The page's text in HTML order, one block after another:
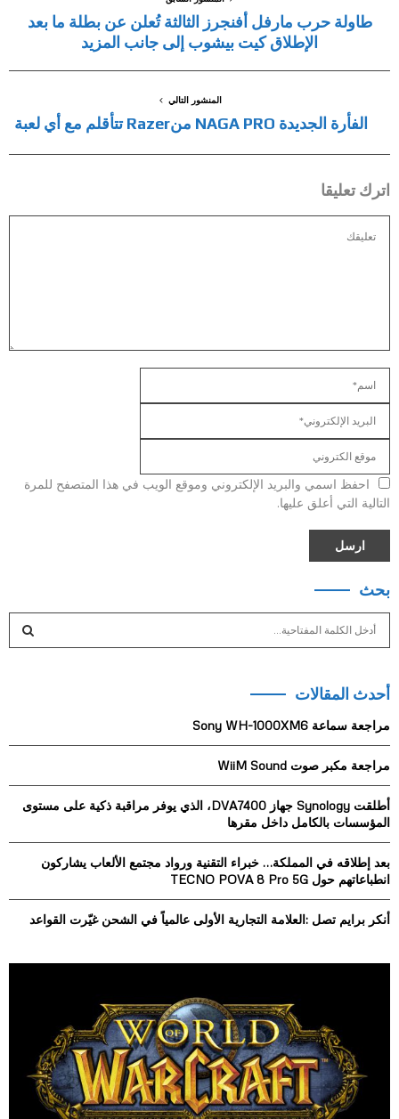
طاولة حرب مارفل أفنجرز الثالثة تُعلن عن بطلة ما بعد
الإطلاق كيت بيشوب إلى جانب المزيد
المنشور التالي
الفأرة الجديدة NAGA PRO منRazer تتأقلم مع أي لعبة
اترك تعليقا
احفظ اسمي والبريد الإلكتروني وموقع الويب في هذا المتصفح للمرة
التالية التي أعلق عليها.
بحث
c
f
r
:
C
H
أحدث المقالات
مراجعة سماعة Sony WH-1000XM6
مراجعة مكبر صوت WiiM Sound
أطلقت Synology جهاز DVA7400، الذي يوفر مراقبة ذكية على مستوى
المؤسسات بالكامل داخل مقرها
بعد إطلاقه في المملكة… خبراء التقنية ورواد مجتمع الألعاب يشاركون
انطباعاتهم حول TECNO POVA 8 Pro 5G
أنكر برايم تصل :العلامة التجارية الأولى عالمياً في الشحن غيّرت القواعد